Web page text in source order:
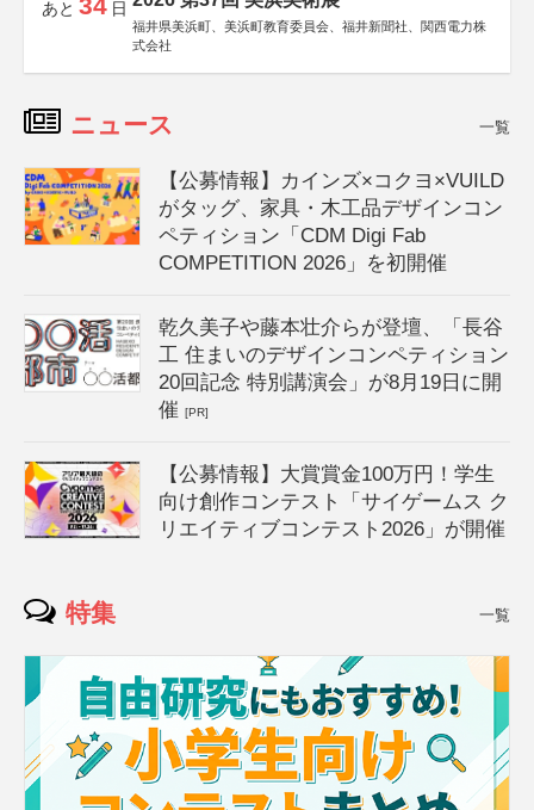
あと 日
福井県美浜町、美浜町教育委員会、福井新聞社、関西電力株
式会社
ニュース 一覧
【公募情報】カインズ×コクヨ×VUILD
がタッグ、家具・木工品デザインコン
ペティション「CDM Digi Fab
COMPETITION 2026」を初開催
乾久美子や藤本壮介らが登壇、「長谷
工 住まいのデザインコンペティション
20回記念 特別講演会」が8月19日に開
催[PR]
【公募情報】大賞賞金100万円！学生
向け創作コンテスト「サイゲームス ク
リエイティブコンテスト2026」が開催
特集 一覧